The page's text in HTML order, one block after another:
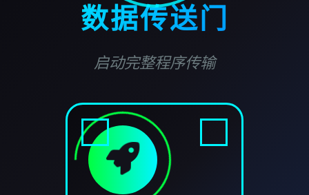
数据传送门
启动完整程序传输